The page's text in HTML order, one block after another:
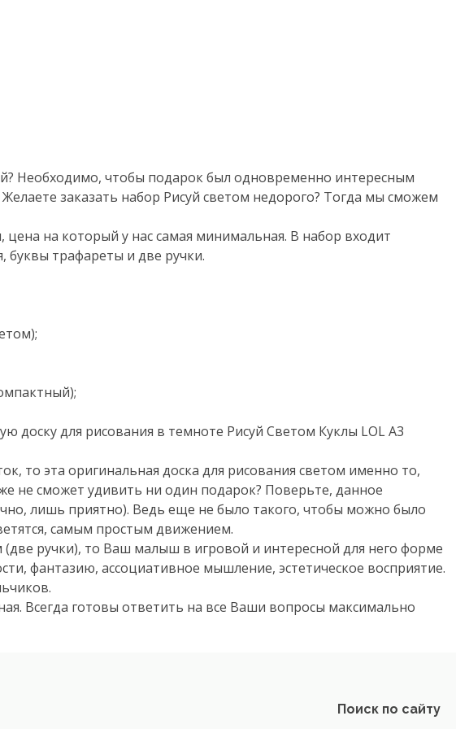
Необходимо, чтобы подарок был одновременно интересным
заказать набор Рисуй светом недорого? Тогда мы сможем
на который у нас самая минимальная. В набор входит
буквы трафареты и две ручки.
доску для рисования в темноте Рисуй Светом Куклы LOL А3
то эта оригинальная доска для рисования светом именно то,
не сможет удивить ни один подарок? Поверьте, данное
лишь приятно). Ведь еще не было такого, чтобы можно было
самым простым движением.
ручки), то Ваш малыш в игровой и интересной для него форме
фантазию, ассоциативное мышление, эстетическое восприятие.
Всегда готовы ответить на все Ваши вопросы максимально
Поиск по сайту